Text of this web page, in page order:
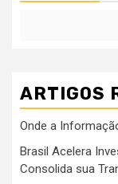
ARTIGOS
Onde a
Brasil Acelera
Consolida sua